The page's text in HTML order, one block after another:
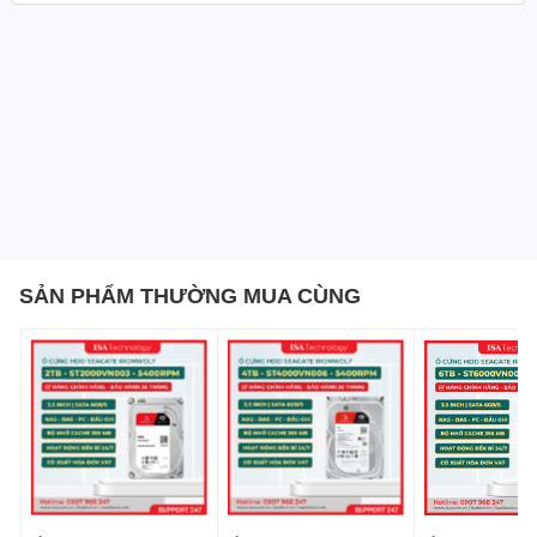
cho nhiều hệ thống NAS.
chuyên dụng NAS, đảm bảo sự ổn định và tuổi thọ lâu dài.
Hướng dẫn sử dụng
- Thiết lập dễ dàng vào các thiết bị NAS tương thích với giao tiếp
SATA 6Gb/s tiếp theo.
- Sử dụng kèm theo RAID hệ thống để tăng cường khả năng bảo
vệ tốc độ truyền dữ liệu và tối ưu hóa.
- Theo dõi tình trạng ổ cứng thường xuyên để đảm bảo hiệu suất
tối ưu.
SẢN PHẨM THƯỜNG MUA CÙNG